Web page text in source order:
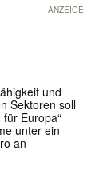
ANZEIGE
und
Sektoren soll
Europa“
unter ein
an